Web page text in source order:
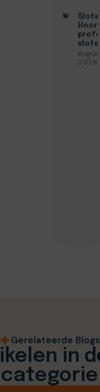
2026
Gerelateerde Blogs
in
categorie